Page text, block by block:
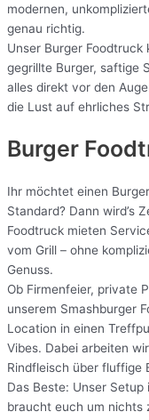
modernen,
genau richtig.
Unser Burger
gegrillte Burger, saftige
alles direkt vor den
die Lust auf ehrliches
Burger
Ihr möchtet einen
Standard? Dann wird’s
Foodtruck mieten
vom Grill – ohne
Genuss.
Ob Firmenfeier, private
unserem Smashburger
Location in einen
Vibes. Dabei arbeiten
Rindfleisch über fluffige
Das Beste: Unser
braucht euch um nichts